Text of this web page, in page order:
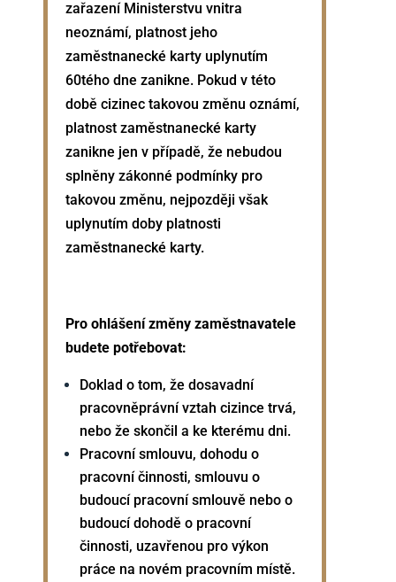
zařazení Ministerstvu vnitra
neoznámí, platnost jeho
zaměstnanecké karty uplynutím
60tého dne zanikne. Pokud v této
době cizinec takovou změnu oznámí,
platnost zaměstnanecké karty
zanikne jen v případě, že nebudou
splněny zákonné podmínky pro
takovou změnu, nejpozději však
uplynutím doby platnosti
zaměstnanecké karty.
Pro ohlášení změny zaměstnavatele
budete potřebovat:
Doklad o tom, že dosavadní
pracovněprávní vztah cizince trvá,
nebo že skončil a ke kterému dni.
Pracovní smlouvu, dohodu o
pracovní činnosti, smlouvu o
budoucí pracovní smlouvě nebo o
budoucí dohodě o pracovní
činnosti, uzavřenou pro výkon
práce na novém pracovním místě.